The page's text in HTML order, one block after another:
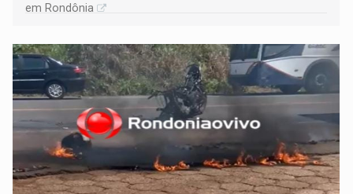
em Rondônia